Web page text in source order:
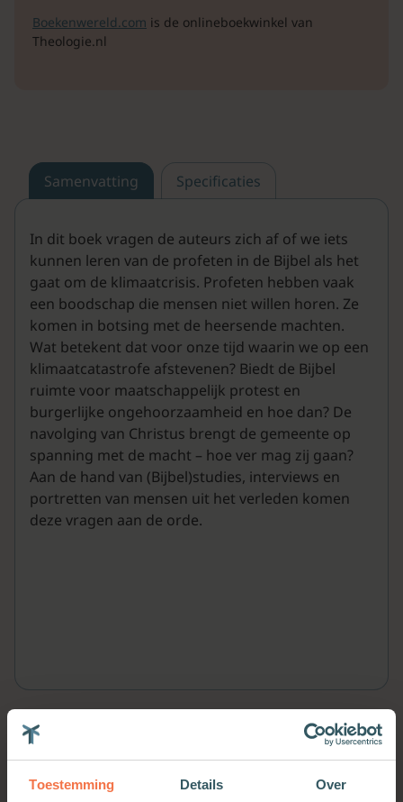
Toestemming Details Over
Boekenwereld.com is de onlineboekwinkel van
Theologie.nl
Samenvatting Specificaties
In dit boek vragen de auteurs zich af of we iets
kunnen leren van de profeten in de Bijbel als het
gaat om de klimaatcrisis. Profeten hebben vaak
een boodschap die mensen niet willen horen. Ze
komen in botsing met de heersende machten.
Wat betekent dat voor onze tijd waarin we op een
klimaatcatastrofe afstevenen? Biedt de Bijbel
ruimte voor maatschappelijk protest en
burgerlijke ongehoorzaamheid en hoe dan? De
navolging van Christus brengt de gemeente op
spanning met de macht – hoe ver mag zij gaan?
Aan de hand van (Bijbel)studies, interviews en
portretten van mensen uit het verleden komen
deze vragen aan de orde.
Meer van deze auteur